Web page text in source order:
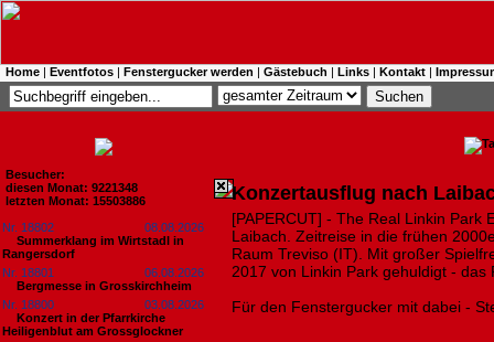
Home | Eventfotos | Fenstergucker werden | Gästebuch | Links | Kontakt |
Besucher:
diesen Monat: 9221348
letzten Monat: 15503886
Nr. 18802
08.08.2026
Summerklang im Wirtstadl in
Rangersdorf
Nr. 18801
06.08.2026
Bergmesse in Grosskirchheim
Nr. 18800
03.08.2026
Konzert in der Pfarrkirche
Heiligenblut am Grossglockner
Konzertausflug nach
[PAPERCUT] - The Real Linkin Park
Laibach. Zeitreise in die frühen
Raum Treviso (IT). Mit großer
2017 von Linkin Park gehuldigt - das
Für den Fenstergucker mit dabei -